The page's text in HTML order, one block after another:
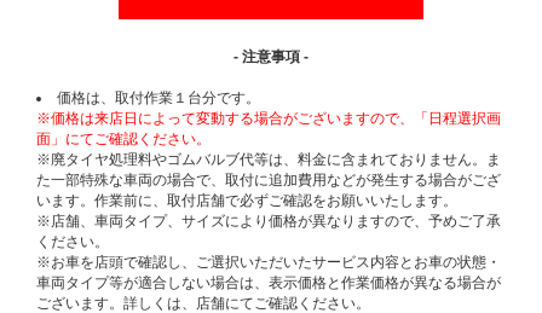
- 注意事項 -
価格は、取付作業１台分です。
※価格は来店日によって変動する場合がございますので、「日程選択画
面」にてご確認ください。
※廃タイヤ処理料やゴムバルブ代等は、料金に含まれておりません。ま
た一部特殊な車両の場合で、取付に追加費用などが発生する場合がござ
います。作業前に、取付店舗で必ずご確認をお願いいたします。
※店舗、車両タイプ、サイズにより価格が異なりますので、予めご了承
ください。
※お車を店頭で確認し、ご選択いただいたサービス内容とお車の状態・
車両タイプ等が適合しない場合は、表示価格と作業価格が異なる場合が
ございます。詳しくは、店舗にてご確認ください。